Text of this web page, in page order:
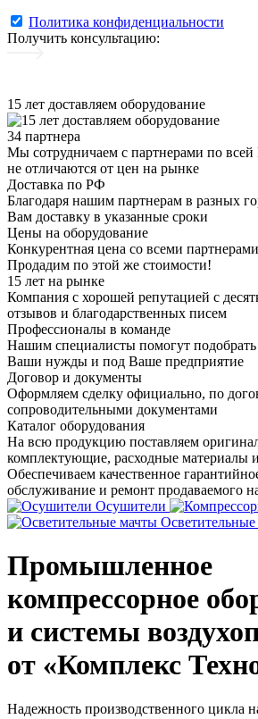
Политика конфиденциальности
Получить консультацию:
15 лет доставляем оборудование
34 партнера
Мы сотрудничаем с партнерами по
не отличаются от цен на рынке
Доставка по РФ
Благодаря нашим партнерам в разных
Вам доставку в указанные сроки
Цены на оборудование
Конкурентная цена со всеми
Продадим по этой же стоимости!
15 лет на рынке
Компания с хорошей репутацией с
отзывов и благодарственных писем
Профессионалы в команде
Нашим специалисты помогут
Ваши нужды и под Ваше предприятие
Договор и документы
Оформляем сделку официально, по
сопроводительными документами
Каталог оборудования
На всю продукцию поставляем
комплектующие, расходные материалы
Обеспечиваем качественное
обслуживание и ремонт продаваемого
Осушители
Промышленное
компрессорное
и системы
от «Комплекс
Надежность производственного цикла